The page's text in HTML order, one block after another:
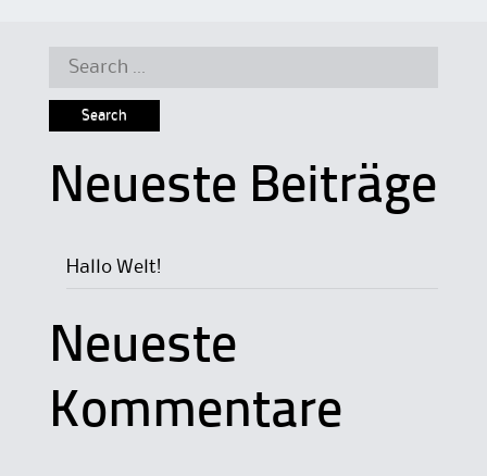
Search
Neueste Beiträge
Hallo Welt!
Neueste
Kommentare